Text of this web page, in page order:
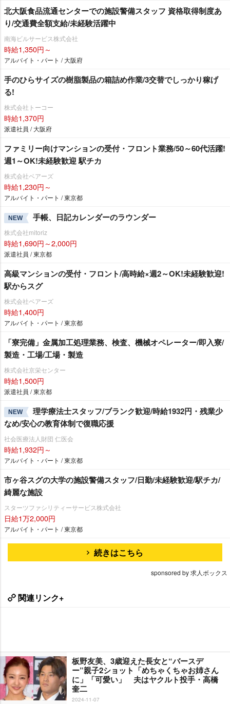
北大阪食品流通センターでの施設警備スタッフ 資格取得制度あ
り/交通費全額支給/未経験活躍中
南海ビルサービス株式会社
時給1,350円～
アルバイト・パート / 大阪府
手のひらサイズの樹脂製品の箱詰め作業/3交替でしっかり稼げ
る!
株式会社トーコー
時給1,370円
派遣社員 / 大阪府
ファミリー向けマンションの受付・フロント業務/50～60代活躍!
週1～OK!未経験歓迎 駅チカ
株式会社ベアーズ
時給1,230円～
アルバイト・パート / 東京都
NEW 手帳、日記カレンダーのラウンダー
株式会社mitoriz
時給1,690円～2,000円
派遣社員 / 東京都
高級マンションの受付・フロント/高時給×週2～OK!未経験歓迎!
駅からスグ
株式会社ベアーズ
時給1,400円
アルバイト・パート / 東京都
「寮完備」金属加工処理業務、検査、機械オペレーター/即入寮/
製造・工場/工場・製造
株式会社京栄センター
時給1,500円
派遣社員 / 東京都
NEW
理学療法士スタッフ/ブランク歓迎/時給1932円・残業少
なめ/安心の教育体制で復職応援
社会医療法人財団 仁医会
時給1,932円～
アルバイト・パート / 東京都
市ヶ谷スグの大学の施設警備スタッフ/日勤/未経験歓迎/駅チカ/
綺麗な施設
スターツファシリティーサービス株式会社
日給1万2,000円
アルバイト・パート / 東京都
続きはこちら
sponsored by 求人ボックス
関連リンク+
板野友美、3歳迎えた長女と“バースデ
ー”親子2ショット「めちゃくちゃお姉さん
に」「可愛い」 夫はヤクルト投手・高橋
奎二
2024-11-07